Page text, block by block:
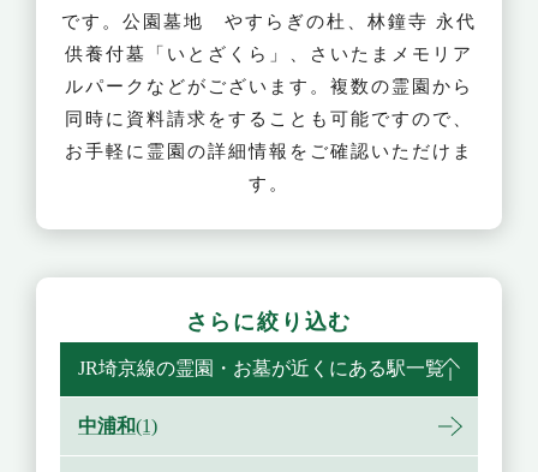
です。公園墓地 やすらぎの杜、林鐘寺 永代
供養付墓「いとざくら」、さいたまメモリア
ルパークなどがございます。複数の霊園から
同時に資料請求をすることも可能ですので、
お手軽に霊園の詳細情報をご確認いただけま
す。
さらに絞り込む
JR埼京線の霊園・お墓が近くにある駅一覧
中浦和(1)